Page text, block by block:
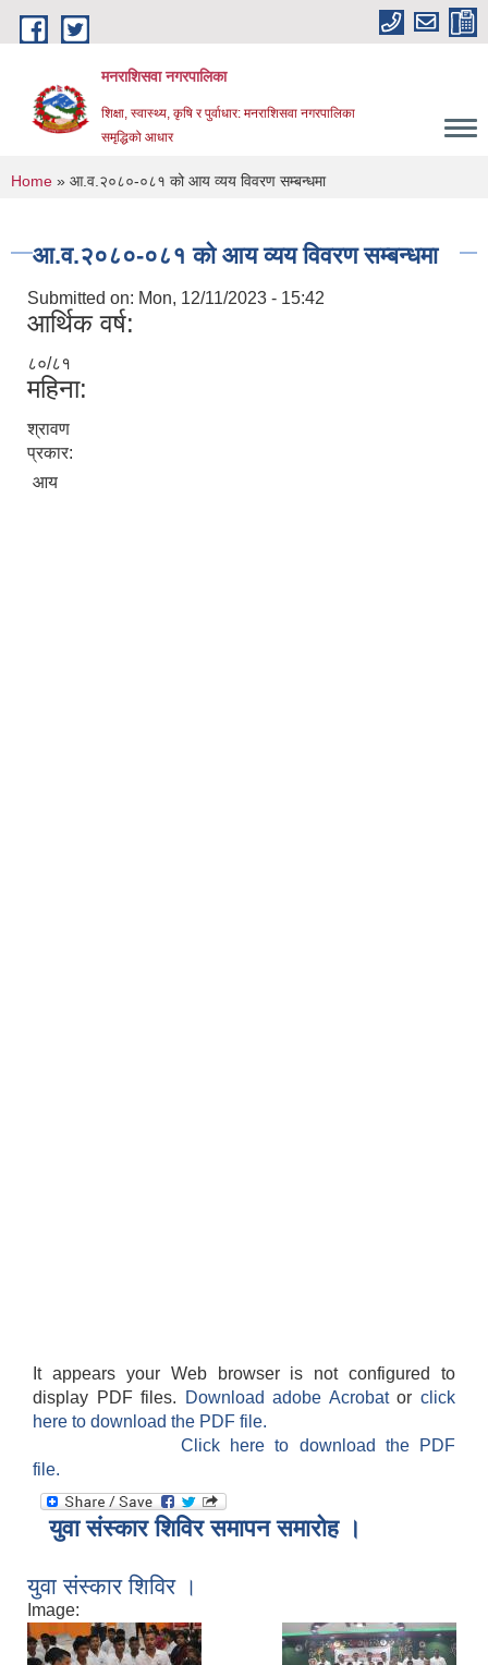
Skip to main content
मनराशिसवा नगरपालिका
शिक्षा, स्वास्थ्य, कृषि र पुर्वाधार: मनराशिसवा नगरपालिका
समृद्धिको आधार
You are here
Home » आ.व.२०८०-०८१ को आय व्यय विवरण सम्बन्धमा
आ.व.२०८०-०८१ को आय व्यय विवरण सम्बन्धमा
Submitted on: Mon, 12/11/2023 - 15:42
आर्थिक वर्ष:
८०/८१
महिना:
श्रावण
प्रकार:
आय
It appears your Web browser is not configured to
display PDF files.
Download adobe Acrobatorclick
here to download the PDF file.
Click here to download the PDF
file.
युवा संस्कार शिविर समापन समारोह ।
युवा संस्कार शिविर ।
Image: